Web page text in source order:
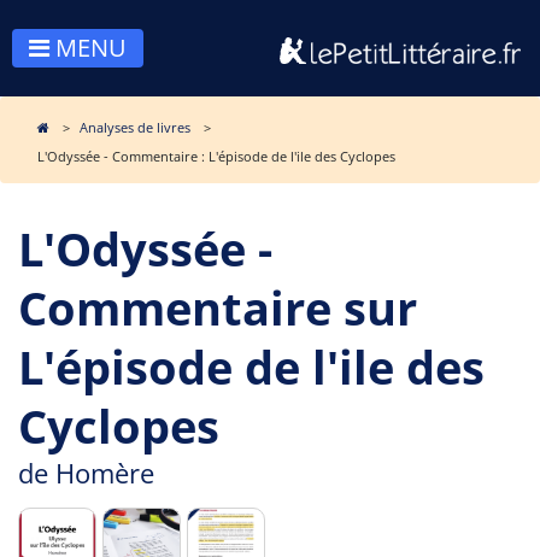
MENU
Analyses de livres
L'Odyssée - Commentaire : L'épisode de l'ile des Cyclopes
L'Odyssée -
Commentaire sur
L'épisode de l'ile des
Cyclopes
de Homère